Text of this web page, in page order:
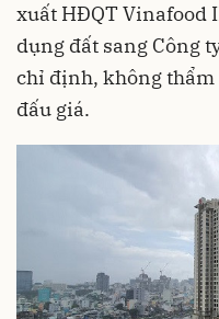
xuất HĐQT Vinafood
dụng đất sang Công
chỉ định, không
đấu giá.